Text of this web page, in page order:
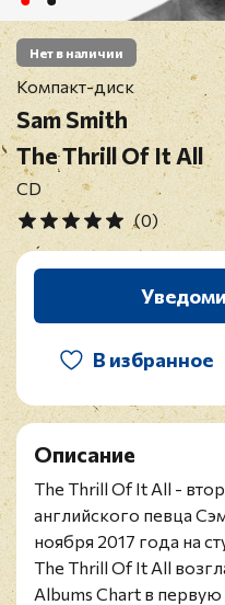
Нет в наличии
Компакт-диск
Sam Smith
The Thrill Of It All
CD
(0)
В избранное
Описание
The Thrill Of It All -
английского певца
ноября 2017 года на
The Thrill Of It All
Albums Chart в